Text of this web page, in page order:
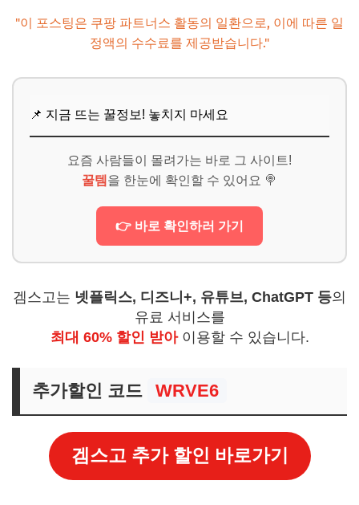
"이 포스팅은 쿠팡 파트너스 활동의 일환으로, 이에 따른 일
정액의 수수료를 제공받습니다."
📌 지금 뜨는 꿀정보! 놓치지 마세요
요즘 사람들이 몰려가는 바로 그 사이트!
꿀템 을 한눈에 확인할 수 있어요 🍭
👉 바로 확인하러 가기
겜스고는 넷플릭스, 디즈니+, 유튜브, ChatGPT 등의
유료 서비스를
최대 60% 할인 받아이용할 수 있습니다.
추가할인 코드 WRVE6
겜스고 추가 할인 바로가기